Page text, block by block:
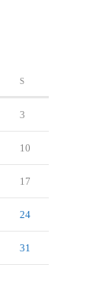
S
3
10
17
24
31